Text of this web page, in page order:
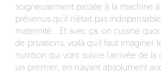
soigneusement passée à la machine
prévenus qu’il n’était pas
maternité… Et avec ça, on cuisine
de privations, voilà qu’il faut imaginer
nutrition qui vont suivre l’arrivée de la
un premier, en n’ayant absolument